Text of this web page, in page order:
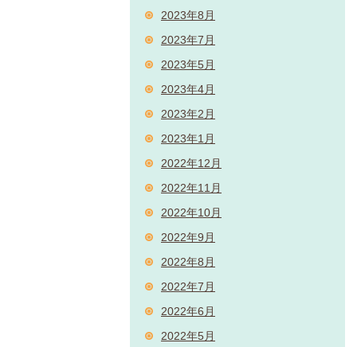
2023年8月
2023年7月
2023年5月
2023年4月
2023年2月
2023年1月
2022年12月
2022年11月
2022年10月
2022年9月
2022年8月
2022年7月
2022年6月
2022年5月